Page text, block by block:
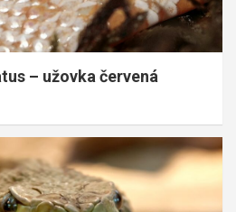
– užovka červená